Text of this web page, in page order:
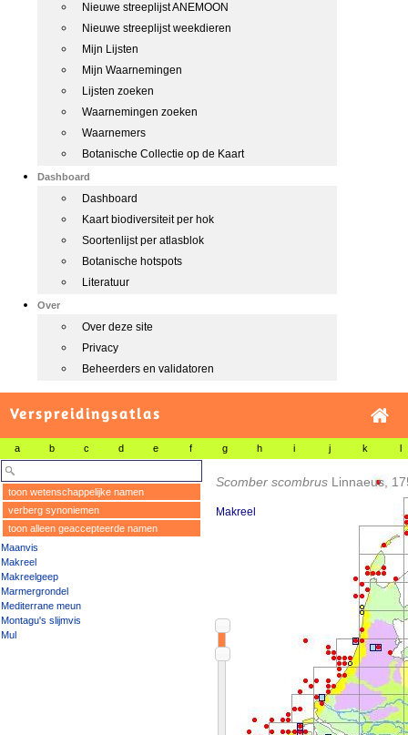
Nieuwe streeplijst ANEMOON
Nieuwe streeplijst weekdieren
Mijn Lijsten
Mijn Waarnemingen
Lijsten zoeken
Waarnemingen zoeken
Waarnemers
Botanische Collectie op de Kaart
Dashboard
Dashboard
Kaart biodiversiteit per hok
Soortenlijst per atlasblok
Botanische hotspots
Literatuur
Over
Over deze site
Privacy
Beheerders en validatoren
Verspreidingsatlas
a b c d e f g h i j k l
toon wetenschappelijke namen
verberg synoniemen
toon alleen geaccepteerde namen
Maanvis
Makreel
Makreelgeep
Marmergrondel
Mediterrane meun
Montagu's slijmvis
Mul
Scomber scombrus Linnaeus,
Makreel